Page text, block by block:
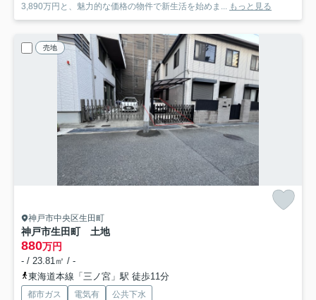
3,890万円と、魅力的な価格の物件で新生活を始めま...
もっと見る
売地
神戸市中央区生田町
神戸市生田町 土地
880万円
- / 23.81㎡ / -
東海道本線「三ノ宮」駅 徒歩11分
都市ガス 電気有 公共下水